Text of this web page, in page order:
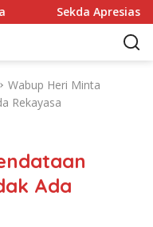
Sekda Apresiasi
Wabup Heri Minta
Rekayasa
Ada